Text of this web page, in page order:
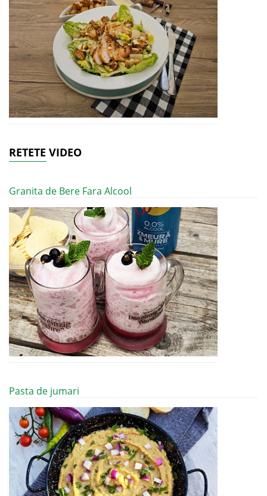
RETETE VIDEO
Granita de Bere Fara Alcool
Pasta de jumari